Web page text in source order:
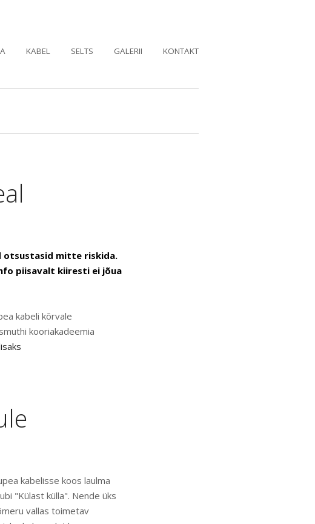
KABEL SELTS GALERII KONTAKT
otsustasid mitte riskida.
piisavalt kiiresti ei jõua
kabeli kõrvale
kooriakadeemia
kabelisse koos laulma
"Külast külla". Nende üks
vallas toimetav